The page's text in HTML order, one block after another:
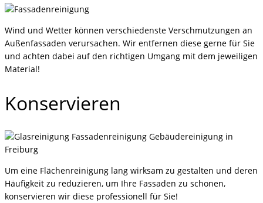
Wind und Wetter können verschiedenste Verschmutzungen an
Außenfassaden verursachen. Wir entfernen diese gerne für Sie
und achten dabei auf den richtigen Umgang mit dem jeweiligen
Material!
Konservieren
Um eine Flächenreinigung lang wirksam zu gestalten und deren
Häufigkeit zu reduzieren, um Ihre Fassaden zu schonen,
konservieren wir diese professionell für Sie!